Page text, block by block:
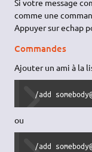
Si votre message
comme une
Appuyer sur echap
Commandes
Ajouter un ami à la
/add
ou
/add